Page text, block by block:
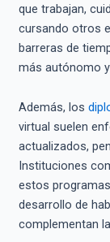
que trabajan,
cursando otros
barreras de
más autónomo
Además, los
virtual suelen
actualizados,
Instituciones
estos
desarrollo de
complementan